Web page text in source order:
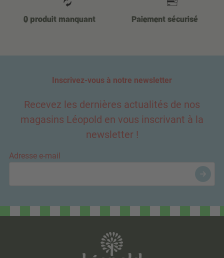
0 produit manquant Paiement sécurisé
Inscrivez-vous à notre newsletter
Recevez les dernières actualités de nos
magasins Léopold en vous inscrivant à la
newsletter !
Adresse e-mail